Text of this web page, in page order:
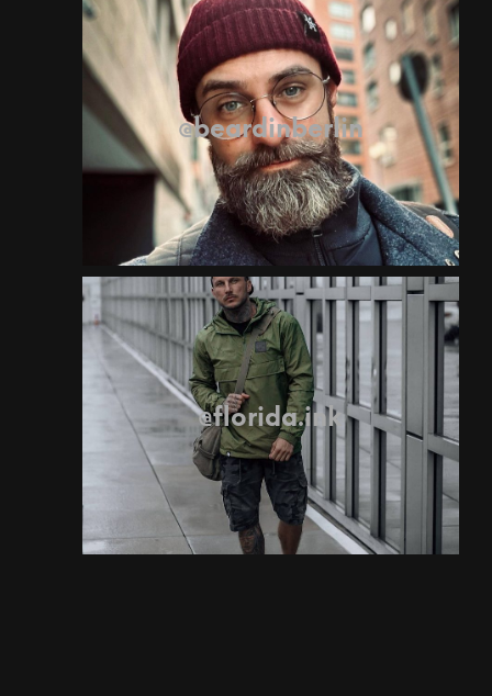
@beardinberlin
Anti-Influencer
Lifestyle Blogger/Vlogger from Berlin
beardinberlin on Instagram
@florida.ink
Anti-Influencer
florida.ink on Instagram